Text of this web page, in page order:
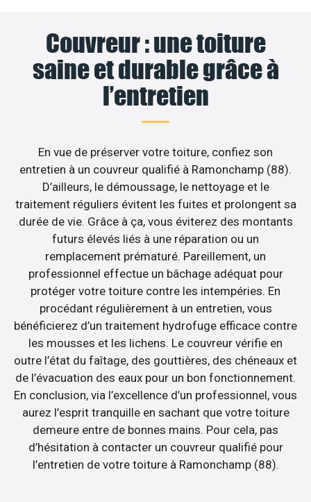
Couvreur : une toiture
saine et durable grâce à
l’entretien
En vue de préserver votre toiture, confiez son
entretien à un couvreur qualifié à Ramonchamp (88).
D’ailleurs, le démoussage, le nettoyage et le
traitement réguliers évitent les fuites et prolongent sa
durée de vie. Grâce à ça, vous éviterez des montants
futurs élevés liés à une réparation ou un
remplacement prématuré. Pareillement, un
professionnel effectue un bâchage adéquat pour
protéger votre toiture contre les intempéries. En
procédant régulièrement à un entretien, vous
bénéficierez d’un traitement hydrofuge efficace contre
les mousses et les lichens. Le couvreur vérifie en
outre l’état du faîtage, des gouttières, des chéneaux et
de l’évacuation des eaux pour un bon fonctionnement.
En conclusion, via l’excellence d’un professionnel, vous
aurez l’esprit tranquille en sachant que votre toiture
demeure entre de bonnes mains. Pour cela, pas
d’hésitation à contacter un couvreur qualifié pour
l’entretien de votre toiture à Ramonchamp (88).